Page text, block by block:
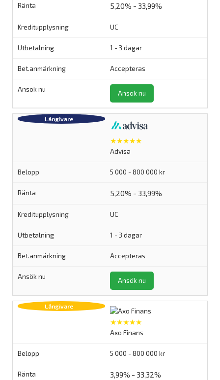
5,20% - 33,99%
UC
1 - 3 dagar
Accepteras
Ansök nu
★★★★★
Advisa
5 000 - 800 000 kr
5,20% - 33,99%
UC
1 - 3 dagar
Accepteras
Ansök nu
★★★★★
Axo Finans
5 000 - 800 000 kr
3,99% - 33,32%